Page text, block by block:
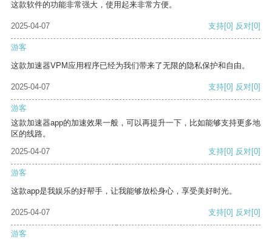
这款软件的功能非常强大，使用起来非常方便。
2025-04-07 支持[0] 反对[0]
游客
这款加速器VPM应用程序已经为我们带来了无限的隐私保护和自由。
2025-04-07 支持[0] 反对[0]
游客
这款加速器app的加速效果一般，可以再提升一下，比如能够支持更多地
区的线路。
2025-04-07
支持[0] 反对[0]
游客
这款app是我娱乐的好帮手，让我能够放松身心，享受美好时光。
2025-04-07 支持[0] 反对[0]
游客